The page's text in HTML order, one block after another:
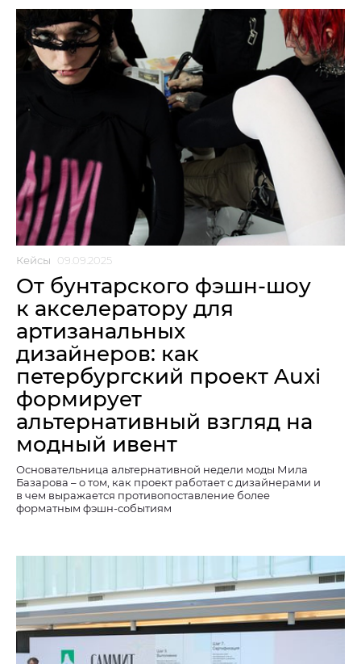
Кейсы 09.09.2025
От бунтарского фэшн-шоу
к акселератору для
артизанальных
дизайнеров: как
петербургский проект Auxi
формирует
альтернативный взгляд на
модный ивент
Основательница альтернативной недели моды Мила
Базарова – о том, как проект работает с дизайнерами и
в чем выражается противопоставление более
форматным фэшн-событиям